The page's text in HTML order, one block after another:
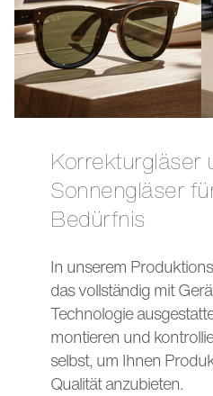
Korrekturgläser und
Sonnengläser
Bedürfnis
In unserem
das vollständig mit
Technologie
montieren und
selbst, um Ihnen
Qualität anzubieten.